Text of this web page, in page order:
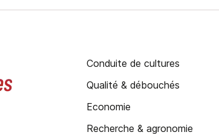
Conduite de cultures
Qualité & débouchés
Economie
Recherche & agronomie